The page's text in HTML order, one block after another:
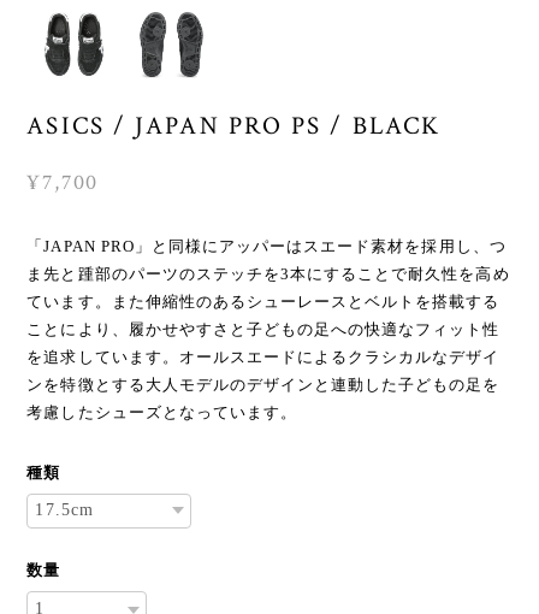
ASICS / JAPAN PRO PS / BLACK
¥7,700
「JAPAN PRO」と同様にアッパーはスエード素材を採用し、つ
ま先と踵部のパーツのステッチを3本にすることで耐久性を高め
ています。また伸縮性のあるシューレースとベルトを搭載する
ことにより、履かせやすさと子どもの足への快適なフィット性
を追求しています。オールスエードによるクラシカルなデザイ
ンを特徴とする大人モデルのデザインと連動した子どもの足を
考慮したシューズとなっています。
種類
数量